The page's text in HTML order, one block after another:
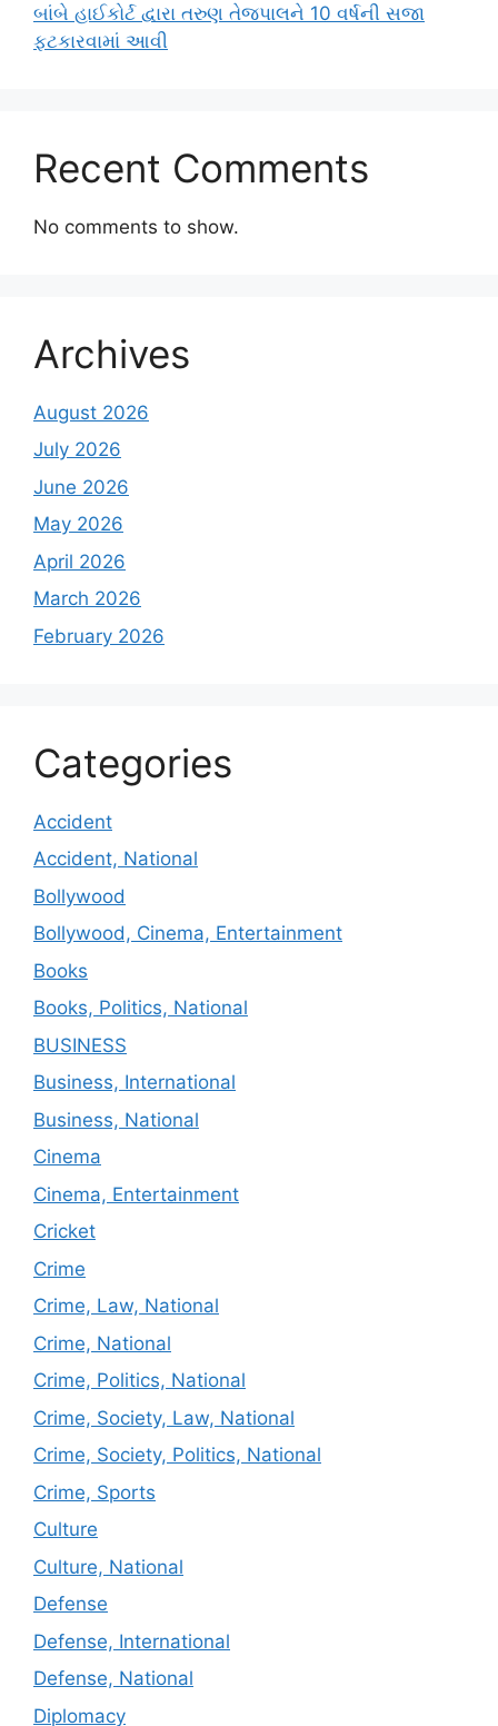
બાંબે હાઈકોર્ટ દ્વારા તરુણ તેજપાલને 10 વર્ષની સજા
ફટકારવામાં આવી
Recent Comments
No comments to show.
Archives
August 2026
July 2026
June 2026
May 2026
April 2026
March 2026
February 2026
Categories
Accident
Accident, National
Bollywood
Bollywood, Cinema, Entertainment
Books
Books, Politics, National
BUSINESS
Business, International
Business, National
Cinema
Cinema, Entertainment
Cricket
Crime
Crime, Law, National
Crime, National
Crime, Politics, National
Crime, Society, Law, National
Crime, Society, Politics, National
Crime, Sports
Culture
Culture, National
Defense
Defense, International
Defense, National
Diplomacy